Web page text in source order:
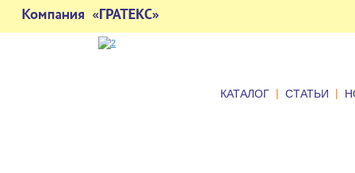
КАТАЛОГ | СТАТЬИ |